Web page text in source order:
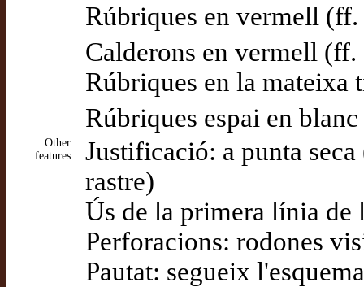
Rúbriques en vermell (ff.
Calderons en vermell (ff.
Rúbriques en la
Rúbriques espai en
Other
features
Justificació: a punta
rastre)
Ús de la primera línia de
Perforacions: rodones
Pautat: segueix